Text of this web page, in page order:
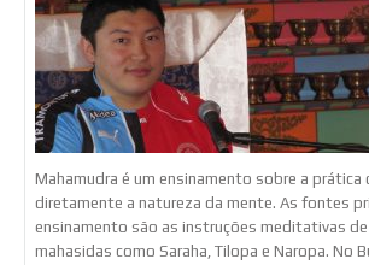
Mahamudra é um ensinamento sobre a prática
diretamente a natureza da mente. As fontes
ensinamento são as instruções meditativas
mahasidas como Saraha, Tilopa e Naropa. No